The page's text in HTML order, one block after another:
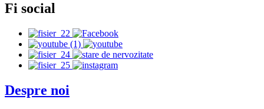
Fi social
Despre noi